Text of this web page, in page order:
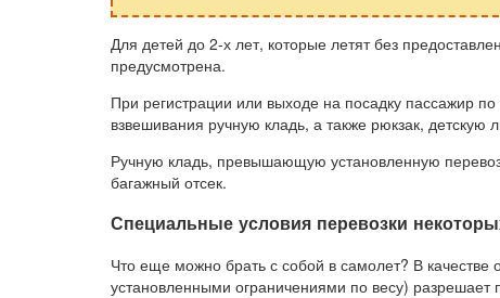
Для детей до 2-х лет, которые летят без
предусмотрена.
При регистрации или выходе на посадку пассажир
взвешивания ручную кладь, а также рюкзак, детскую
Ручную кладь, превышающую установленную
багажный отсек.
Специальные условия перевозки
Что еще можно брать с собой в самолет? В качестве
установленными ограничениями по весу)